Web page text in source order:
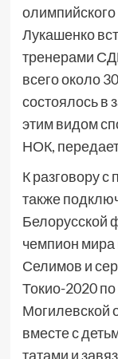
Лукашенко
тренерами
всего около
состоялось в
этим видом
НОК,
К разговору
также
Белорусской
чемпион мира
Селимов и
Токио-2020
Могилевской
вместе с
татами и